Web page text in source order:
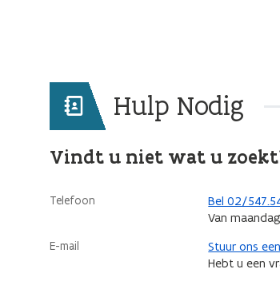
Hulp Nodig
Vindt u niet wat u
Telefoon
Bel 02/
Van
E-mail
Stuur ons
Hebt u een